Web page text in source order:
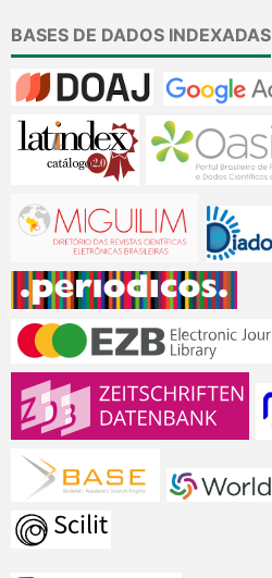
BASES DE DADOS INDEXADAS